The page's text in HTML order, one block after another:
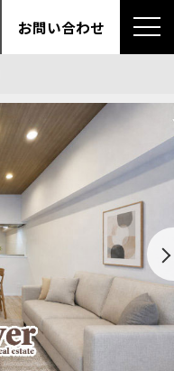
お問い合わせ